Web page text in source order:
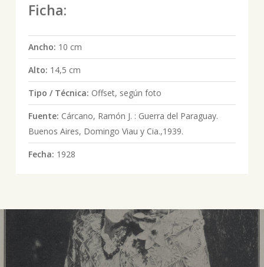
Ficha:
Ancho: 10 cm
Alto: 14,5 cm
Tipo / Técnica: Offset, según foto
Fuente: Cárcano, Ramón J. : Guerra del Paraguay.
Buenos Aires, Domingo Viau y Cia.,1939.
Fecha: 1928